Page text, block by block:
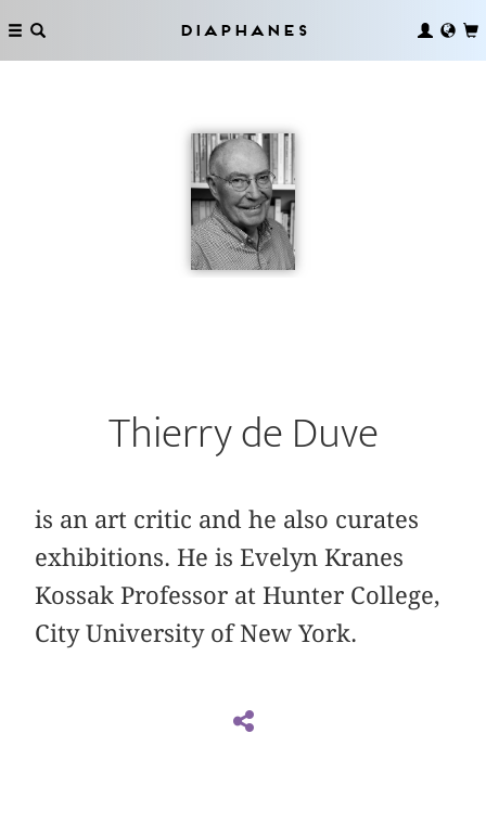
Diaphanes
Thierry de Duve
is an art critic and he also curates
exhibitions. He is Evelyn Kranes
Kossak Professor at Hunter College,
City University of New York.